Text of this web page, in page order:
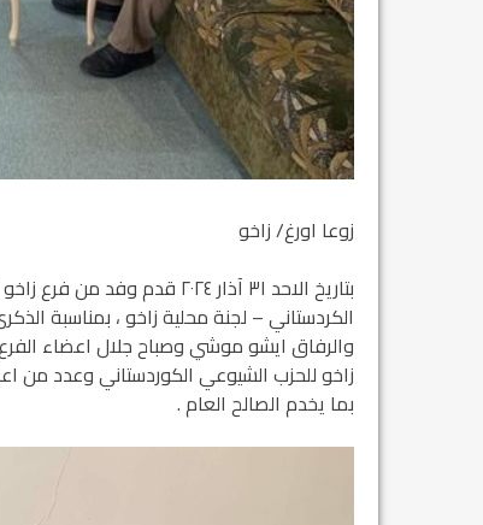
زوعا اورغ/ زاخو
بتاريخ الاحد ٣١ آذار ٢٠٢٤
والرفاق ايشو موشي وصباح جلال اعضاء
زاخو للحزب الشيوعي الكوردستاني وعدد من
بما يخدم الصالح العام .